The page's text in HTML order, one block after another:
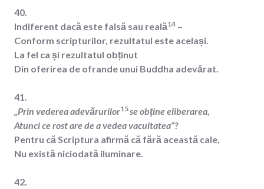
40.
Indiferent dacă este falsă sau reală14 –
Conform scripturilor, rezultatul este același.
La fel ca și rezultatul obținut
Din oferirea de ofrande unui Buddha adevărat.
41.
„Prin vederea adevărurilor15se obține eliberarea,
Atunci ce rost are de a vedea vacuitatea”?
Pentru că Scriptura afirmă că fără această cale,
Nu există niciodată iluminare.
42.